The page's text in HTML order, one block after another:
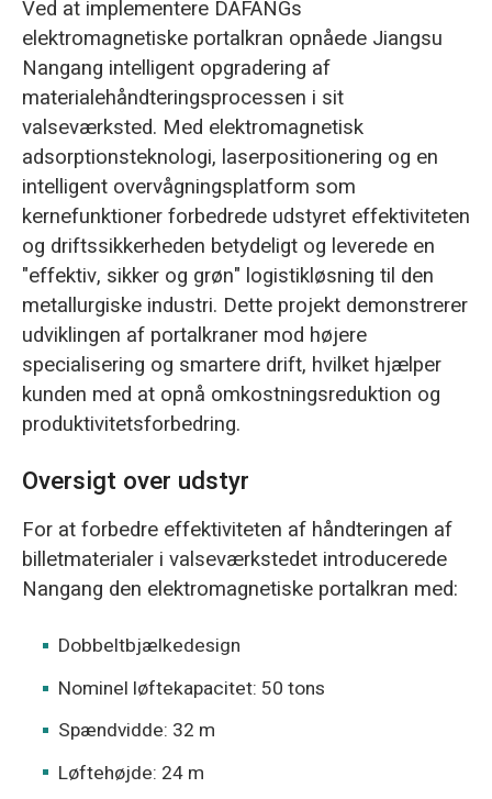
Ved at implementere DAFANGs
elektromagnetiske portalkran opnåede Jiangsu
Nangang intelligent opgradering af
materialehåndteringsprocessen i sit
valseværksted. Med elektromagnetisk
adsorptionsteknologi, laserpositionering og en
intelligent overvågningsplatform som
kernefunktioner forbedrede udstyret effektiviteten
og driftssikkerheden betydeligt og leverede en
"effektiv, sikker og grøn" logistikløsning til den
metallurgiske industri. Dette projekt demonstrerer
udviklingen af portalkraner mod højere
specialisering og smartere drift, hvilket hjælper
kunden med at opnå omkostningsreduktion og
produktivitetsforbedring.
Oversigt over udstyr
For at forbedre effektiviteten af håndteringen af
billetmaterialer i valseværkstedet introducerede
Nangang den elektromagnetiske portalkran med:
Dobbeltbjælkedesign
Nominel løftekapacitet: 50 tons
Spændvidde: 32 m
Løftehøjde: 24 m